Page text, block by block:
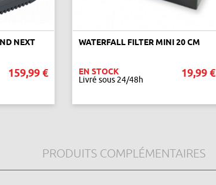
NEXT
159,99 €
WATERFALL FILTER MINI 20 CM
EN STOCK
Livré sous 24/48h
19,99 €
PRODUITS COMPLÉMENTAIRES